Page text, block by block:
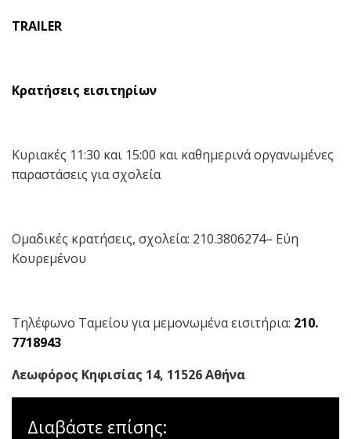
TRAILER
Κρατήσεις εισιτηρίων
Κυριακές 11:30 και 15:00 και καθημερινά οργανωμένες
παραστάσεις για σχολεία
Ομαδικές κρατήσεις, σχολεία: 210.3806274– Εύη
Κουρεμένου
Τηλέφωνο Ταμείου για μεμονωμένα εισιτήρια: 210.
7718943
Λεωφόρος Κηφισίας 14, 11526 Αθήνα
Διαβάστε επίσης: